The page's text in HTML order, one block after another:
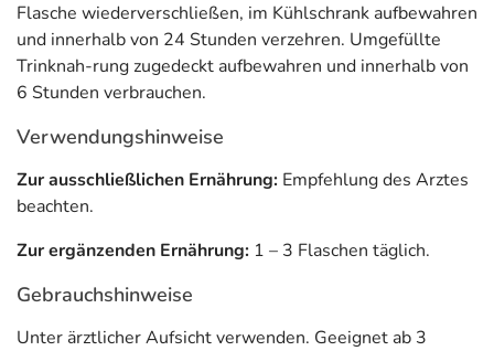
Flasche wiederverschließen, im Kühlschrank aufbewahren
und innerhalb von 24 Stunden verzehren. Umgefüllte
Trinknah-rung zugedeckt aufbewahren und innerhalb von
6 Stunden verbrauchen.
Verwendungshinweise
Zur ausschließlichen Ernährung: Empfehlung des Arztes
beachten.
Zur ergänzenden Ernährung: 1 – 3 Flaschen täglich.
Gebrauchshinweise
Unter ärztlicher Aufsicht verwenden. Geeignet ab 3